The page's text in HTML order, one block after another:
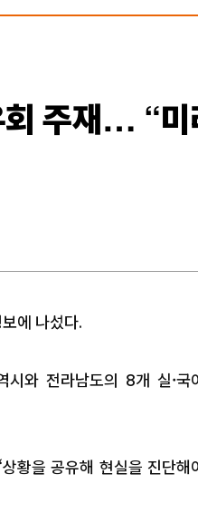
주재… “미
에 나섰다.
와 전라남도의 8개 실·국이
황을 공유해 현실을 진단해